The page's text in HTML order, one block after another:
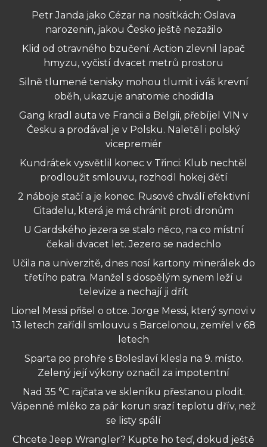
Petr Janda jako Cézar na nosítkách: Oslava
narozenin, jakou Česko ještě nezažilo
Klid od otravného bzučení: Action zlevnil lapač
hmyzu, vyčistí dvacet metrů prostoru
Silně tlumené tenisky mohou tlumit i váš krevní
oběh, ukazuje anatomie chodidla
Gang kradl auta ve Francii a Belgii, přebíjel VIN v
Česku a prodával je v Polsku. Naletěl i polský
vicepremiér
Kundrátek vysvětlil konec v Třinci: Klub nechtěl
prodloužit smlouvu, rozhodl hokej dětí
2 náboje stačí a je konec. Rusové chválí efektivní
Citadelu, která je má chránit proti dronům
U Gardského jezera se stalo něco, na co místní
čekali dvacet let. Jezero se nadechlo
Učila na univerzitě, dnes nosí kartony minerálek do
třetího patra. Manžel s dospělým synem leží u
televize a nechají ji dřít
Lionel Messi přišel o otce. Jorge Messi, který synovi v
13 letech zařídil smlouvu s Barcelonou, zemřel v 68
letech
Sparta po prohře s Boleslaví klesla na 9. místo.
Zelený její výkony označil za impotentní
Nad 35 °C rajčata ve skleníku přestanou plodit.
Vápenné mléko za pár korun srazí teplotu dřív, než
se listy spálí
Chcete Jeep Wrangler? Kupte ho teď, dokud ještě